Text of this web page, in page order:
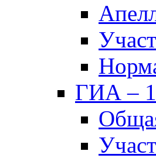
ГИА –